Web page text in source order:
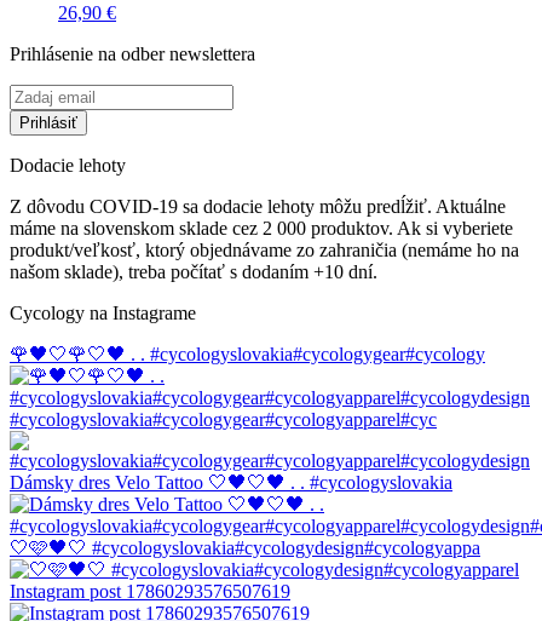
26,90 €
Prihlásenie na odber newslettera
Dodacie lehoty
Z dôvodu COVID-19 sa dodacie lehoty môžu predĺžiť. Aktuálne
máme na slovenskom sklade cez 2 000 produktov. Ak si vyberiete
produkt/veľkosť, ktorý objednávame zo zahraničia (nemáme ho na
našom sklade), treba počítať s dodaním +10 dní.
Cycology na Instagrame
🌹🖤🤍🌹🤍🖤 . . #cycologyslovakia#cycologygear#cycology
#cycologyslovakia#cycologygear#cycologyapparel#cyc
Dámsky dres Velo Tattoo 🤍🖤🤍🖤 . . #cycologyslovakia
🤍🩷🖤🤍 #cycologyslovakia#cycologydesign#cycologyappa
Instagram post 17860293576507619